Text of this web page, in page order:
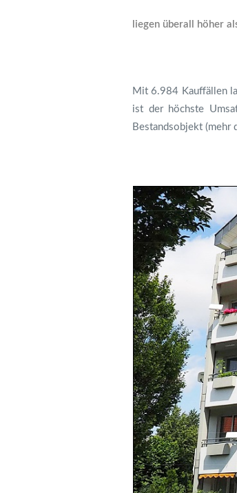
liegen überall höher
Mit 6.984 Kauffällen
ist der höchste
Bestandsobjekt (mehr